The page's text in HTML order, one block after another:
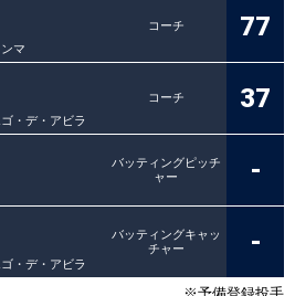
コーチ
マ
77
コーチ
・デ・アビラ
37
バッティングピッチ
ャー
-
バッティングキャッ
チャー
・デ・アビラ
-